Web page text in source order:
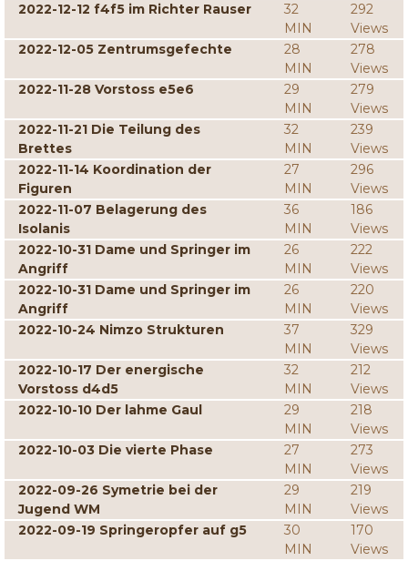
2022-12-12 f4f5 im Richter Rauser
32
MIN
292
Views
2022-12-05 Zentrumsgefechte
28
MIN
278
Views
2022-11-28 Vorstoss e5e6
29
MIN
279
Views
2022-11-21 Die Teilung des
Brettes
32
MIN
239
Views
2022-11-14 Koordination der
Figuren
27
MIN
296
Views
2022-11-07 Belagerung des
Isolanis
36
MIN
186
Views
2022-10-31 Dame und Springer im
Angriff
26
MIN
222
Views
2022-10-31 Dame und Springer im
Angriff
26
MIN
220
Views
2022-10-24 Nimzo Strukturen
37
MIN
329
Views
2022-10-17 Der energische
Vorstoss d4d5
32
MIN
212
Views
2022-10-10 Der lahme Gaul
29
MIN
218
Views
2022-10-03 Die vierte Phase
27
MIN
273
Views
2022-09-26 Symetrie bei der
Jugend WM
29
MIN
219
Views
2022-09-19 Springeropfer auf g5
30
MIN
170
Views